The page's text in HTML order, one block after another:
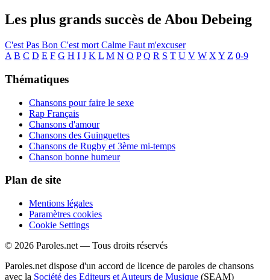
Les plus grands succès de Abou Debeing
C'est Pas Bon C'est mort Calme Faut m'excuser
A B C D E F G H I J K L M N O P Q R S T U V W X Y Z 0-9
Thématiques
Chansons pour faire le sexe
Rap Français
Chansons d'amour
Chansons des Guinguettes
Chansons de Rugby et 3ème mi-temps
Chanson bonne humeur
Plan de site
Mentions légales
Paramètres cookies
Cookie Settings
© 2026 Paroles.net — Tous droits réservés
Paroles.net dispose d'un accord de licence de paroles de chansons
avec la Société des Editeurs et Auteurs de Musique (SEAM)